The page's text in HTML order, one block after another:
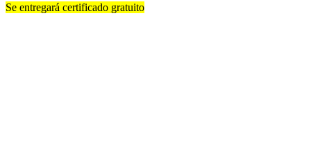
Se entregará certificado gratuito